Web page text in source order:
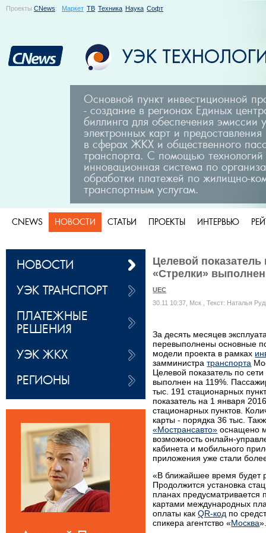
Проекты CNews: Маркет ТВ Техника Наука Софт
Основной пункт инвестиционной
- создание в регионах Единых
биллинга для обеспечения эмиссии
электронных карт и
в сферах ЖКХ и общественного
транспорта. С помощью
инновационная система по
обработки платежей по жилищно-
транспортным услугам.
CNEWS НОВОСТИ СТАТЬИ ПРОЕКТЫ ИНТЕРВЬЮ
Целевой
«Стрелки» выполнен
UEC
30.11 10:37, Мск , Текст: Наталья
За десять месяцев
перевыполнены основные
модели проекта в рамках
замминистратранспорта
Целевой показатель по
выполнен на 119%.
тыс. 191 стационарных
показатель на 1 января
стационарных пунктов.
карты - порядка 36 тыс.
«Мострансавто» оснащено
возможность онлайн-
кабинета и мобильного
приложения уже стали
«В ближайшее время будет
Продолжится установка
планах предусматривается
картами международных
оплаты какQR-код по
спикера агентство «Москва
НОВОСТИ
УЭК ТРАНСПОРТ
ПЛАТЕЖНЫЕ
РЕШЕНИЯ
УЭК ЖКХ
РЕГИОНЫ